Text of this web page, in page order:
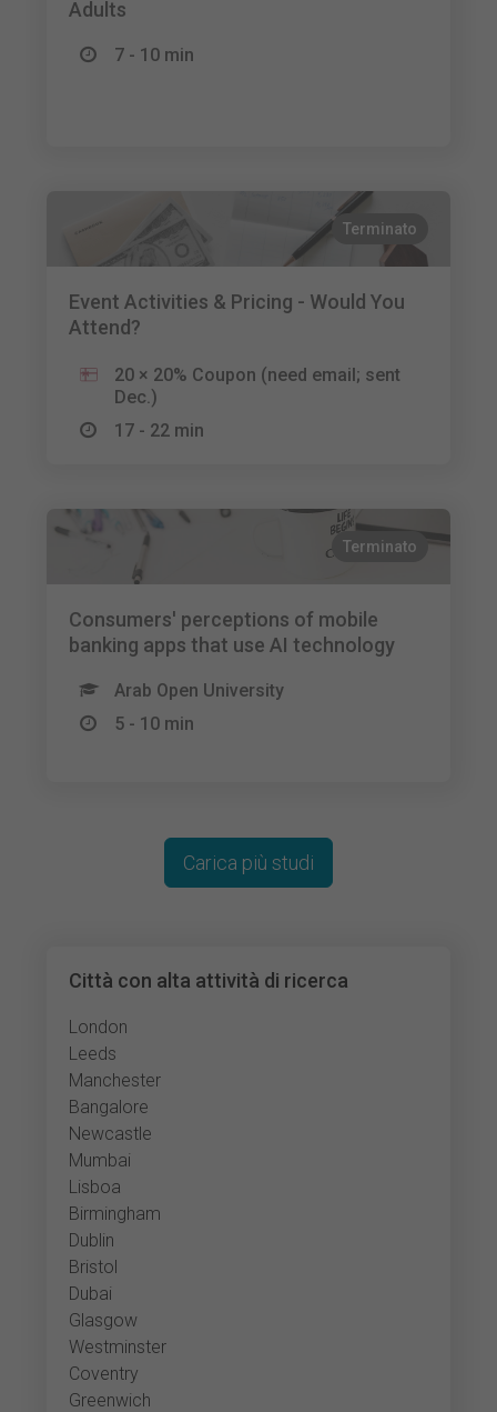
Adults
7 - 10 min
Terminato
Event Activities & Pricing - Would You
Attend?
20 × 20% Coupon (need email; sent
Dec.)
17 - 22 min
Terminato
Consumers' perceptions of mobile
banking apps that use AI technology
Arab Open University
5 - 10 min
Città con alta attività di ricerca
London
Leeds
Manchester
Bangalore
Newcastle
Mumbai
Lisboa
Birmingham
Dublin
Bristol
Dubai
Glasgow
Westminster
Coventry
Greenwich
Carica più studi